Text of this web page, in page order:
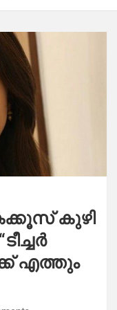
കുഴി
എത്തും